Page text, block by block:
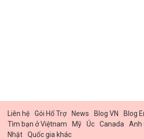
Liên hệ Gói Hổ Trợ News Blog VN
Blog
Tìm bạn ở Việtnam
Mỹ Úc Canada Anh
Nhật
Quốc gia khác